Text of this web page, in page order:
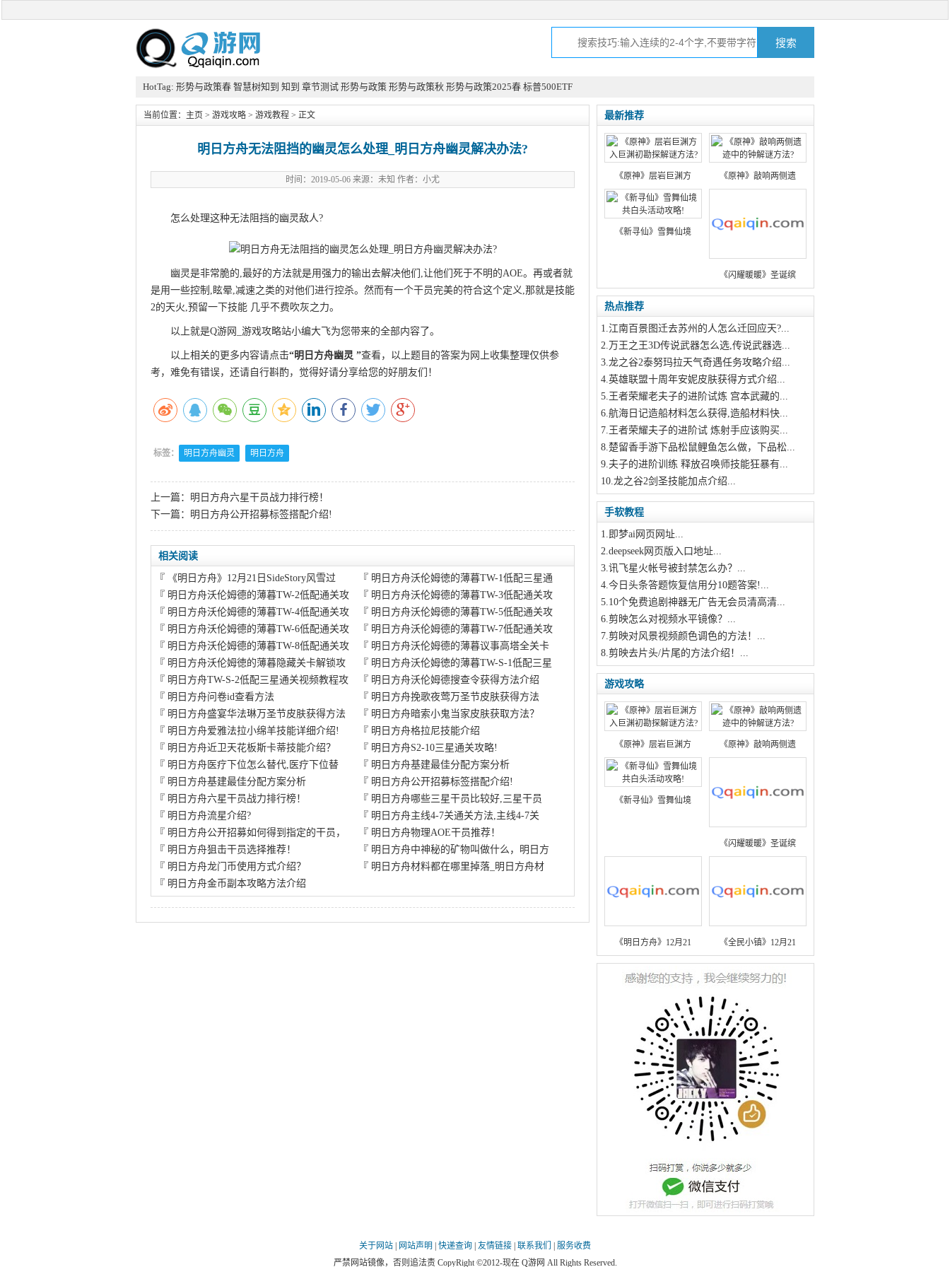
HotTag: 形势与政策春 智慧树知到 知到 章节测试 形势与政策 形势与政策秋 形势与政策2025春 标普500ETF
当前位置： 主页 > 游戏攻略 > 游戏教程 > 正文
明日方舟无法阻挡的幽灵怎么处理_明日方舟幽灵解决办法?
时间：2019-05-06 来源：未知 作者：小尤
怎么处理这种无法阻挡的幽灵敌人?
幽灵是非常脆的,最好的方法就是用强力的输出去解决他们,让他们死于不明的AOE。再或者就
是用一些控制,眩晕,减速之类的对他们进行控杀。然而有一个干员完美的符合这个定义,那就是技能
2的天火,预留一下技能 几乎不费吹灰之力。
以上就是Q游网_游戏攻略站小编大飞为您带来的全部内容了。
以上相关的更多内容请点击“明日方舟幽灵 ”查看，以上题目的答案为网上收集整理仅供参
考，难免有错误，还请自行斟酌，觉得好请分享给您的好朋友们！
标签： 明日方舟幽灵 明日方舟
上一篇： 明日方舟六星干员战力排行榜！
下一篇： 明日方舟公开招募标签搭配介绍!
相关阅读
『 《明日方舟》12月21日SideStory风雪过 『 明日方舟沃伦姆徳的薄暮TW-1低配三星通
『 明日方舟沃伦姆德的薄暮TW-2低配通关攻 『 明日方舟沃伦姆德的薄暮TW-3低配通关攻
『 明日方舟沃伦姆德的薄暮TW-4低配通关攻 『 明日方舟沃伦姆德的薄暮TW-5低配通关攻
『 明日方舟沃伦姆德的薄暮TW-6低配通关攻 『 明日方舟沃伦姆德的薄暮TW-7低配通关攻
『 明日方舟沃伦姆德的薄暮TW-8低配通关攻 『 明日方舟沃伦姆德的薄暮议事高塔全关卡
『 明日方舟沃伦姆徳的薄暮隐藏关卡解锁攻 『 明日方舟沃伦姆徳的薄暮TW-S-1低配三星
『 明日方舟TW-S-2低配三星通关视频教程攻 『 明日方舟沃伦姆德搜查令获得方法介绍
『 明日方舟问卷id查看方法 『 明日方舟挽歌夜莺万圣节皮肤获得方法
『 明日方舟盛宴华法琳万圣节皮肤获得方法 『 明日方舟暗索小鬼当家皮肤获取方法？
『 明日方舟爱雅法拉小绵羊技能详细介绍! 『 明日方舟格拉尼技能介绍
『 明日方舟近卫天花板斯卡蒂技能介绍？ 『 明日方舟S2-10三星通关攻略!
『 明日方舟医疗下位怎么替代,医疗下位替 『 明日方舟基建最佳分配方案分析
『 明日方舟基建最佳分配方案分析 『 明日方舟公开招募标签搭配介绍!
『 明日方舟六星干员战力排行榜！ 『 明日方舟哪些三星干员比较好,三星干员
『 明日方舟流星介绍? 『 明日方舟主线4-7关通关方法,主线4-7关
『 明日方舟公开招募如何得到指定的干员， 『 明日方舟物理AOE干员推荐！
『 明日方舟狙击干员选择推荐！ 『 明日方舟中神秘的矿物叫做什么，明日方
『 明日方舟龙门币使用方式介绍？ 『 明日方舟材料都在哪里掉落_明日方舟材
『 明日方舟金币副本攻略方法介绍
最新推荐
《原神》层岩巨渊方 《原神》敲响两侧遗
《新寻仙》雪舞仙境
《闪耀暖暖》圣诞缤
热点推荐
1.江南百景图迁去苏州的人怎么迁回应天?...
2.万王之王3D传说武器怎么选,传说武器选...
3.龙之谷2泰努玛拉天气奇遇任务攻略介绍...
4.英雄联盟十周年安妮皮肤获得方式介绍...
5.王者荣耀老夫子的进阶试炼 宫本武藏的...
6.航海日记造船材料怎么获得,造船材料快...
7.王者荣耀夫子的进阶试 炼射手应该购买...
8.楚留香手游下品松鼠鲤鱼怎么做，下品松...
9.夫子的进阶训练 释放召唤师技能狂暴有...
10.龙之谷2剑圣技能加点介绍...
手软教程
1.即梦ai网页网址...
2.deepseek网页版入口地址...
3.讯飞星火帐号被封禁怎么办？...
4.今日头条答题恢复信用分10题答案!...
5.10个免费追剧神器无广告无会员清高清...
6.剪映怎么对视频水平镜像？...
7.剪映对风景视频颜色调色的方法！...
8.剪映去片头/片尾的方法介绍！...
游戏攻略
《原神》层岩巨渊方 《原神》敲响两侧遗
《新寻仙》雪舞仙境
《闪耀暖暖》圣诞缤
《明日方舟》12月21 《全民小镇》12月21
关于网站 网站声明 快递查询 友情链接 联系我们
服务收费
严禁网站镜像，否则追法责 CopyRight ©2012-现在 Q游网 All Rights Reserved.